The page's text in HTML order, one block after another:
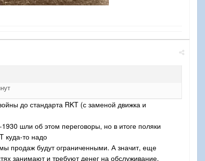
до стандарта RKT (с заменой движка и
шли об этом переговоры, но в итоге поляки
куда-то надо
продаж будут ограниченными. А значит, еще
занимают и требуют денег на обслуживание.